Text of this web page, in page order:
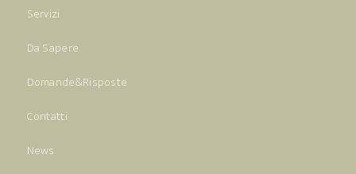
Servizi
Da Sapere
Domande&Risposte
Contatti
News